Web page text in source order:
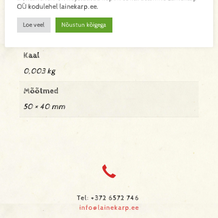
Lisainfo
Kaal
0,003 kg
Mõõtmed
50 × 40 mm
OÜ kodulehel lainekarp.ee.
Loe veel Nõustun kõigega
Tel: +372 6572 746
info@lainekarp.ee